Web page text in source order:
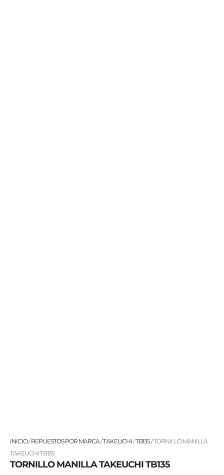
INICIO/REPUESTOS POR MARCA/TAKEUCHI/TB135/ TORNILLO MANILLA
TAKEUCHI TB135
TORNILLO MANILLA TAKEUCHI TB135
TORNILLO
MANILLA
TAKEUCHI